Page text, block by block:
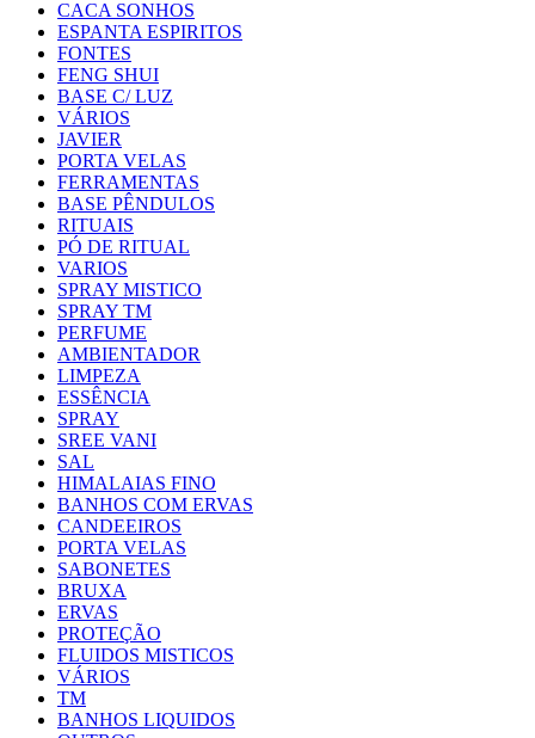
CACA SONHOS
ESPANTA ESPIRITOS
FONTES
FENG SHUI
BASE C/ LUZ
VÁRIOS
JAVIER
PORTA VELAS
FERRAMENTAS
BASE PÊNDULOS
RITUAIS
PÓ DE RITUAL
VARIOS
SPRAY MISTICO
SPRAY TM
PERFUME
AMBIENTADOR
LIMPEZA
ESSÊNCIA
SPRAY
SREE VANI
SAL
HIMALAIAS FINO
BANHOS COM ERVAS
CANDEEIROS
PORTA VELAS
SABONETES
BRUXA
ERVAS
PROTEÇÃO
FLUIDOS MISTICOS
VÁRIOS
TM
BANHOS LIQUIDOS